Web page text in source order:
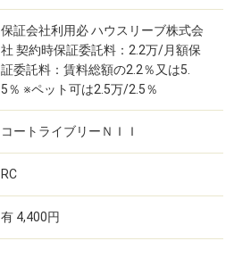
保証会社利用必 ハウスリーブ株式会
社 契約時保証委託料：2.2万/月額保
証委託料：賃料総額の2.2％又は5.
5％ ※ペット可は2.5万/2.5％
コートライブリーＮＩＩ
RC
有 4,400円